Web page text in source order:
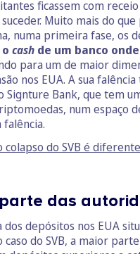
ficassem com
Muito mais do
numa primeira fase, os
cash de um banco
para um de maior
nos EUA. A sua
Signture Bank, que tem
num espaço
colapso do SVB é
das
depósitos nos EUA
do SVB, a maior